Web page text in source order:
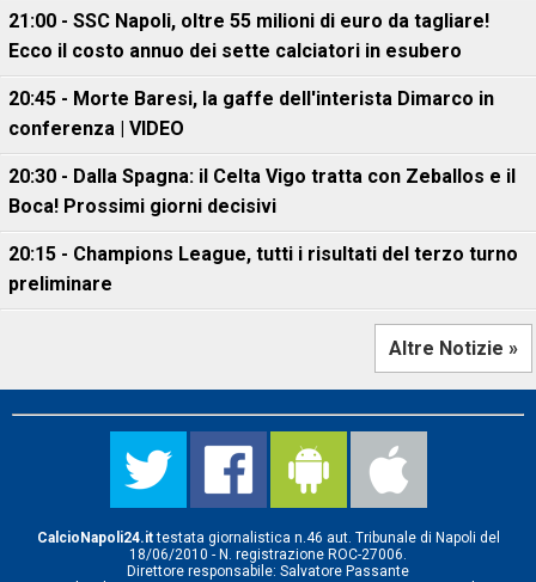
21:00 - SSC Napoli, oltre 55 milioni di euro da tagliare!
Ecco il costo annuo dei sette calciatori in esubero
20:45 - Morte Baresi, la gaffe dell'interista Dimarco in
conferenza | VIDEO
20:30 - Dalla Spagna: il Celta Vigo tratta con Zeballos e il
Boca! Prossimi giorni decisivi
20:15 - Champions League, tutti i risultati del terzo turno
preliminare
Altre Notizie »
CalcioNapoli24.ittestata giornalistica n.46 aut. Tribunale di Napoli del
18/06/2010 - N. registrazione ROC-27006.
Direttore responsabile: Salvatore Passante